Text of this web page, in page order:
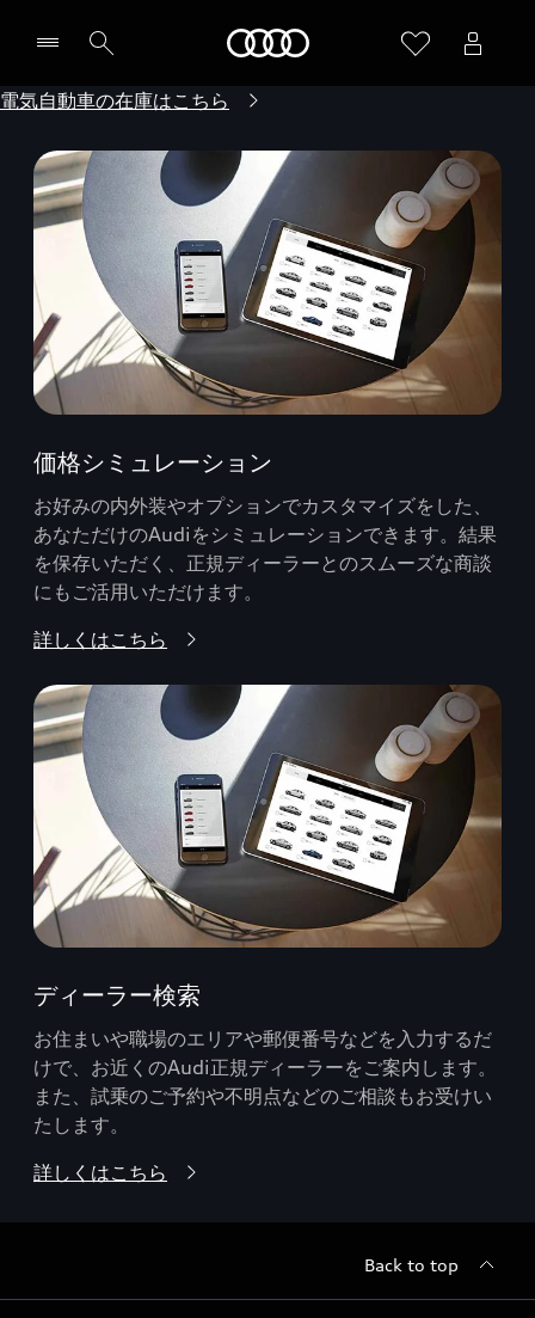
電気自動車の在庫はこちら
価格シミュレーション
お好みの内外装やオプションでカスタマイズをした、
あなただけのAudiをシミュレーションできます。結果
を保存いただく、正規ディーラーとのスムーズな商談
にもご活用いただけます。
詳しくはこちら
ディーラー検索
お住まいや職場のエリアや郵便番号などを入力するだ
けで、お近くのAudi正規ディーラーをご案内します。
また、試乗のご予約や不明点などのご相談もお受けい
たします。
詳しくはこちら
Back to top